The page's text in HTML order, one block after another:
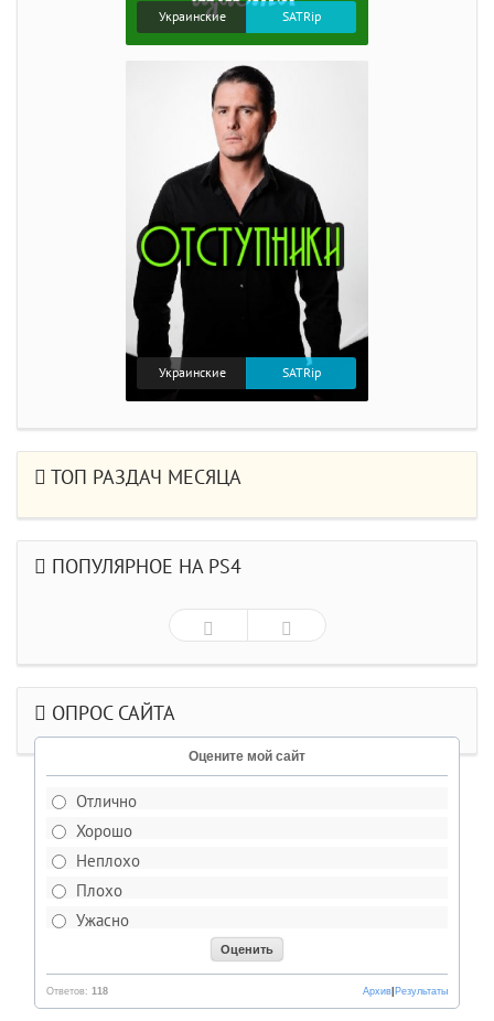
Украинские SATRip
Украинские SATRip
ТОП РАЗДАЧ МЕСЯЦА
ПОПУЛЯРНОЕ НА PS4
ОПРОС САЙТА
Оцените мой сайт
Отлично
Хорошо
Неплохо
Плохо
Ужасно
Ответов: 118 Результаты
Архив